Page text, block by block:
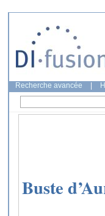
Recherche avancée
Buste